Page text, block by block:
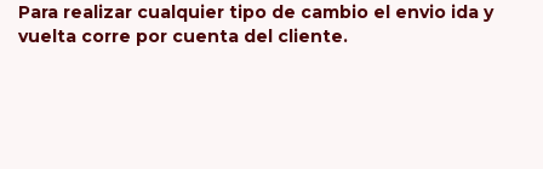
Para realizar cualquier tipo de cambio el envio ida y
vuelta corre por cuenta del cliente.